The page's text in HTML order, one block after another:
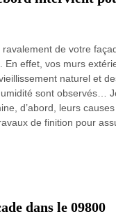
ravalement de votre
En effet, vos murs
naturel et
sont observés…
d’abord, leurs
de finition pour
dans le 09800